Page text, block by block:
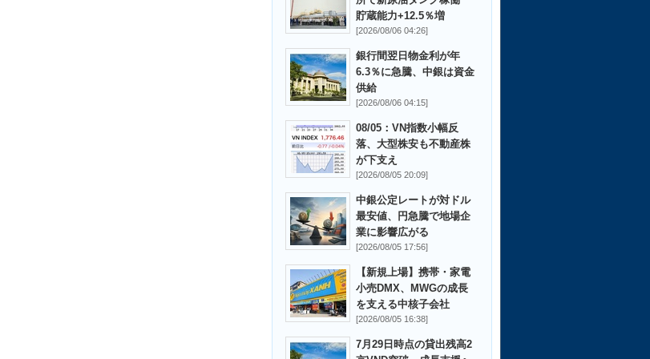
貯蔵能力+12.5％増
[2026/08/06 04:26]
銀行間翌日物金利が年
6.3％に急騰、中銀は資金
供給
[2026/08/06 04:15]
08/05：VN指数小幅反
落、大型株安も不動産株
が下支え
[2026/08/05 20:09]
中銀公定レートが対ドル
最安値、円急騰で地場企
業に影響広がる
[2026/08/05 17:56]
【新規上場】携帯・家電
小売DMX、MWGの成長
を支える中核子会社
[2026/08/05 16:38]
7月29日時点の貸出残高2